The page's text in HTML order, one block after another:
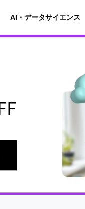
AI・データサイエンス